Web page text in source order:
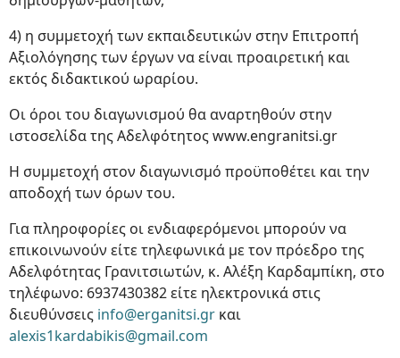
4) η συμμετοχή των εκπαιδευτικών στην Επιτροπή
Αξιολόγησης των έργων να είναι προαιρετική και
εκτός διδακτικού ωραρίου.
Οι όροι του διαγωνισμού θα αναρτηθούν στην
ιστοσελίδα της Αδελφότητος www.engranitsi.gr
Η συμμετοχή στον διαγωνισμό προϋποθέτει και την
αποδοχή των όρων του.
Για πληροφορίες οι ενδιαφερόμενοι μπορούν να
επικοινωνούν είτε τηλεφωνικά με τον πρόεδρο της
Αδελφότητας Γρανιτσιωτών, κ. Αλέξη Καρδαμπίκη, στο
τηλέφωνο: 6937430382 είτε ηλεκτρονικά στις
διευθύνσεις info@erganitsi.gr και
alexis1kardabikis@gmail.com